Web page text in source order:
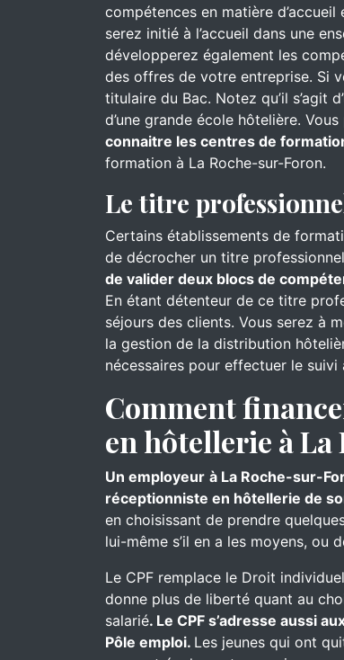
compétences en matière
serez initié à l’accueil dans une
développerez également les
des offres de votre entreprise. Si
titulaire du Bac. Notez qu’il s’agit
d’une grande école hôtelière.
connaitre les centres de
formation à La Roche-sur-Foron.
Le titre
Certains établissements de
de décrocher un titre
de valider deux blocs de
En étant détenteur de ce titre
séjours des clients. Vous serez à
la gestion de la distribution
nécessaires pour effectuer le
Comment
en hôtellerie à
Un employeur à La Roche-sur-
réceptionniste en hôtellerie de
en choisissant de prendre
lui-même s’il en a les moyens, ou
Le CPF remplace le Droit
donne plus de liberté quant au
salarié. Le CPF s’adresse aussi
Pôle emploi. Les jeunes qui ont